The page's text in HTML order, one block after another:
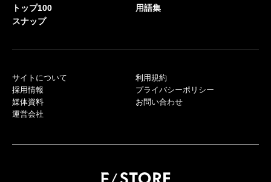
トップ100
スナップ
用語集
サイトについて
採用情報
媒体資料
運営会社
利用規約
プライバシーポリシー
お問い合わせ